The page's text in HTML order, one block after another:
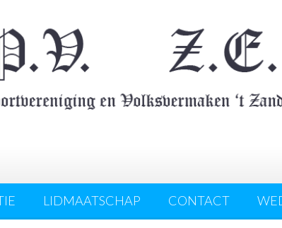
LIDMAATSCHAP CONTACT